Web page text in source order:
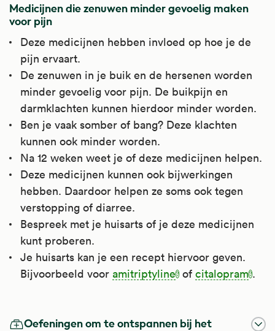
Medicijnen die zenuwen minder gevoelig maken
voor pijn
Deze medicijnen hebben invloed op hoe je de
pijn ervaart.
De zenuwen in je buik en de hersenen worden
minder gevoelig voor pijn. De buikpijn en
darmklachten kunnen hierdoor minder worden.
Ben je vaak somber of bang? Deze klachten
kunnen ook minder worden.
Na 12 weken weet je of deze medicijnen helpen.
Deze medicijnen kunnen ook bijwerkingen
hebben. Daardoor helpen ze soms ook tegen
verstopping of diarree.
Bespreek met je huisarts of je deze medicijnen
kunt proberen.
Je huisarts kan je een recept hiervoor geven.
Bijvoorbeeld voor amitriptyline ofcitalopram .
Oefeningen om te ontspannen bij het